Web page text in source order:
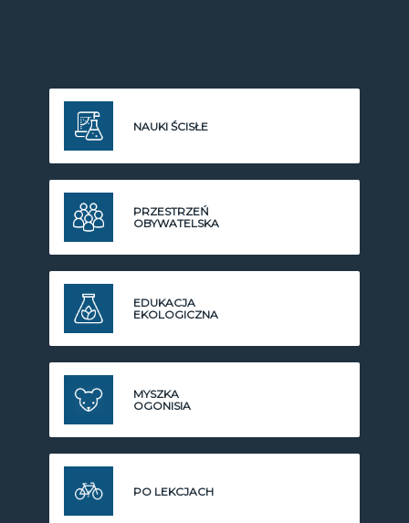
NAUKI ŚCISŁE
PRZESTRZEŃ
OBYWATELSKA
EDUKACJA
EKOLOGICZNA
MYSZKA
OGONISIA
PO LEKCJACH